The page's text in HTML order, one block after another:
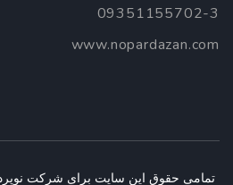
09351155702-
تمامی حقوق این سایت برای شرکت